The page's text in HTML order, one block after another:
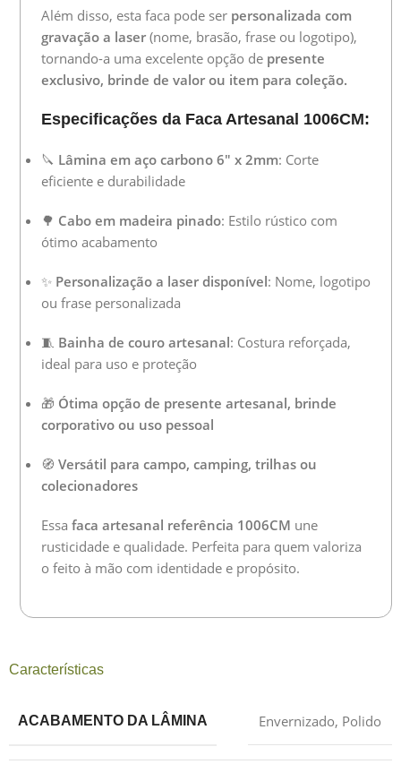
Além disso, esta faca pode ser personalizada com
gravação a laser (nome, brasão, frase ou logotipo),
tornando-a uma excelente opção de presente
exclusivo, brinde de valor ou item para coleção.
Especificações da Faca Artesanal 1006CM:
🔪 Lâmina em aço carbono 6″ x 2mm: Corte
eficiente e durabilidade
🌳 Cabo em madeira pinado: Estilo rústico com
ótimo acabamento
✨ Personalização a laser disponível: Nome, logotipo
ou frase personalizada
🧵 Bainha de couro artesanal: Costura reforçada,
ideal para uso e proteção
🎁 Ótima opção de presente artesanal, brinde
corporativo ou uso pessoal
🧭 Versátil para campo, camping, trilhas ou
colecionadores
Essa faca artesanal referência 1006CM une
rusticidade e qualidade. Perfeita para quem valoriza
o feito à mão com identidade e propósito.
Características
ACABAMENTO DA LÂMINA Envernizado, Polido